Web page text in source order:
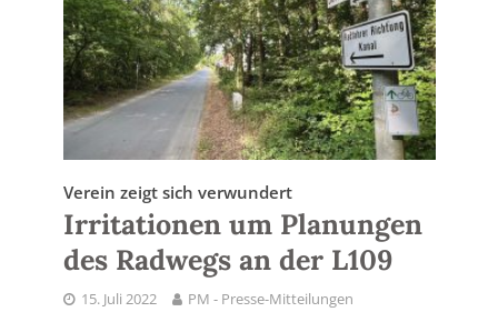
Verein zeigt sich verwundert
Irritationen um Planungen
des Radwegs an der L109
15. Juli 2022
PM - Presse-Mitteilungen